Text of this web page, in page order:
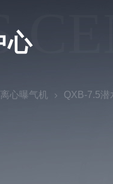
心
心曝气机 QXB-7.5潜